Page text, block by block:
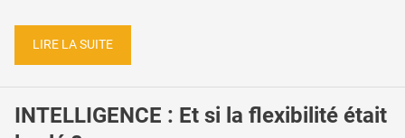
LIRE LA SUITE
INTELLIGENCE : Et si la flexibilité était